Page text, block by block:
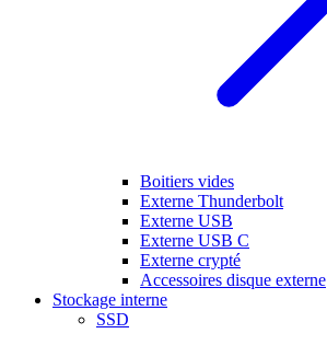
Boitiers vides
Externe Thunderbolt
Externe USB
Externe USB C
Externe crypté
Accessoires disque externe
Stockage interne
SSD